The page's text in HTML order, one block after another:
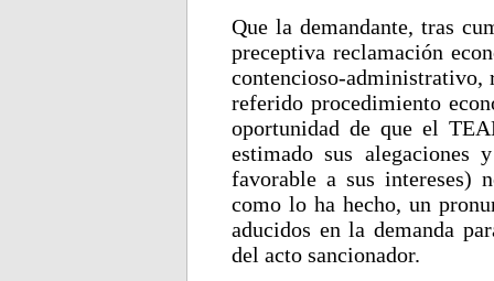
Que la demandante, tras
preceptiva reclamación
contencioso-administrativo,
referido procedimiento
oportunidad de que el
estimado sus alegaciones
favorable a sus intereses)
como lo ha hecho, un
aducidos en la demanda
del acto sancionador.